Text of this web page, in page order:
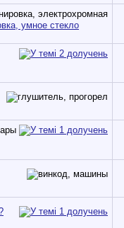
умное стекло